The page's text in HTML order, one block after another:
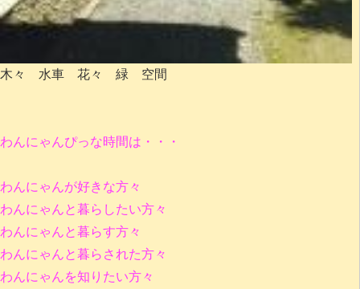
木々 水車 花々 緑 空間
わんにゃんぴっな時間は・・・
わんにゃんが好きな方々
わんにゃんと暮らしたい方々
わんにゃんと暮らす方々
わんにゃんと暮らされた方々
わんにゃんを知りたい方々